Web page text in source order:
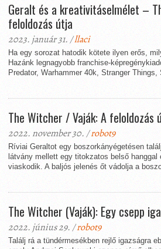
Geralt és a kreativitáselmélet –
feloldozás útja
2023. január 31. /llaci
Ha egy sorozat hatodik kötete ilyen erős,
Hazánk legnagyobb franchise-
Predator, Warhammer 40k, Stranger Things,
The Witcher / Vaják: A feloldozás
2022. november 30. /robot9
Ríviai Geraltot egy boszorkányégetésen
látvány mellett egy titokzatos belső hanggal
viaskodik. A baljós jelenés őt vádolja a
The Witcher (Vaják): Egy csepp
2022. június 29. /robot9
Találj rá a tündérmesékben rejlő igazságra